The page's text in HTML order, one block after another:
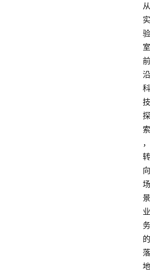
从
实
验
室
前
沿
科
技
探
索
，
转
向
场
景
业
务
的
落
地